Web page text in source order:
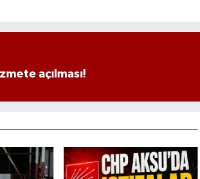
açılması!